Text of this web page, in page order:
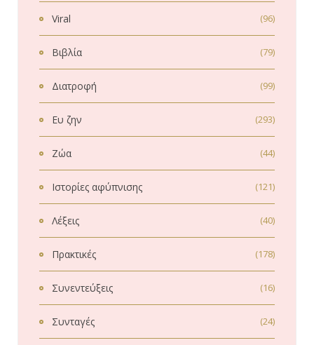
Viral (96)
Βιβλία (79)
Διατροφή (99)
Ευ ζην (293)
Ζώα (44)
Ιστορίες αφύπνισης (121)
Λέξεις (40)
Πρακτικές (178)
Συνεντεύξεις (16)
Συνταγές (24)